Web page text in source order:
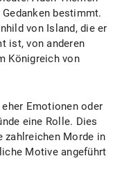
bestimmt.
von Island, die er
ist, von anderen
Königreich von
Emotionen oder
eine Rolle. Dies
zahlreichen Morde in
Motive angeführt